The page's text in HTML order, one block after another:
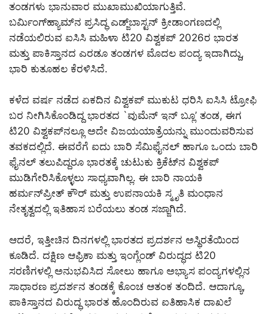
ತಂಡಗಳು ಭಾನುವಾರ ಮುಖಾಮುಖಿಯಾಗುತ್ತಿವೆ.
ಬರ್ಮಿಂಗ್‌ಹ್ಯಾಮ್‌ನ ಪ್ರಸಿದ್ಧ ಎಡ್ಜ್‌ಬಾಸ್ಟನ್ ಕ್ರೀಡಾಂಗಣದಲ್ಲಿ
ನಡೆಯಲಿರುವ ಐಸಿಸಿ ಮಹಿಳಾ ಟಿ20 ವಿಶ್ವಕಪ್ 2026ರ ಭಾರತ
ಮತ್ತು ಪಾಕಿಸ್ತಾನದ ಎರಡೂ ತಂಡಗಳ ಮೊದಲ ಪಂದ್ಯ ಇದಾಗಿದ್ದು,
ಭಾರಿ ಕುತೂಹಲ ಕೆರಳಿಸಿದೆ.
ಕಳೆದ ವರ್ಷ ನಡೆದ ಏಕದಿನ ವಿಶ್ವಕಪ್ ಮುಕುಟ ಧರಿಸಿ ಐಸಿಸಿ ಟ್ರೋಫಿ
ಬರ ನೀಗಿಸಿಕೊಂಡಿದ್ದ ಭಾರತದ `ವುಮೆನ್ ಇನ್ ಬ್ಲೂ’ ತಂಡ, ಈಗ
ಟಿ20 ವಿಶ್ವಕಪ್‌ನಲ್ಲೂ ಅದೇ ವಿಜಯಯಾತ್ರೆಯನ್ನು ಮುಂದುವರಿಸುವ
ತವಕದಲ್ಲಿದೆ. ಈವರೆಗೆ ಐದು ಬಾರಿ ಸೆಮಿಫೈನಲ್ ಹಾಗೂ ಒಂದು ಬಾರಿ
ಫೈನಲ್ ತಲುಪಿದ್ದರೂ ಭಾರತಕ್ಕೆ ಚುಟುಕು ಕ್ರಿಕೆಟ್‌ನ ವಿಶ್ವಕಪ್
ಮುಡಿಗೇರಿಸಿಕೊಳ್ಳಲು ಸಾಧ್ಯವಾಗಿಲ್ಲ. ಈ ಬಾರಿ ನಾಯಕಿ
ಹರ್ಮನ್‌ಪ್ರೀತ್ ಕೌರ್ ಮತ್ತು ಉಪನಾಯಕಿ ಸ್ಮೃತಿ ಮಂಧಾನ
ನೇತೃತ್ವದಲ್ಲಿ ಇತಿಹಾಸ ಬರೆಯಲು ತಂಡ ಸಜ್ಜಾಗಿದೆ.
ಆದರೆ, ಇತ್ತೀಚಿನ ದಿನಗಳಲ್ಲಿ ಭಾರತದ ಪ್ರದರ್ಶನ ಅಸ್ಥಿರತೆಯಿಂದ
ಕೂಡಿದೆ. ದಕ್ಷಿಣ ಆಫ್ರಿಕಾ ಮತ್ತು ಇಂಗ್ಲೆಂಡ್ ವಿರುದ್ಧದ ಟಿ20
ಸರಣಿಗಳಲ್ಲಿ ಅನುಭವಿಸಿದ ಸೋಲು ಹಾಗೂ ಅಭ್ಯಾಸ ಪಂದ್ಯಗಳಲ್ಲಿನ
ಸಾಧಾರಣ ಪ್ರದರ್ಶನ ತಂಡಕ್ಕೆ ಕೊಂಚ ಆತಂಕ ತಂದಿದೆ. ಆದಾಗ್ಯೂ,
ಪಾಕಿಸ್ತಾನದ ವಿರುದ್ಧ ಭಾರತ ಹೊಂದಿರುವ ಐತಿಹಾಸಿಕ ದಾಖಲೆ